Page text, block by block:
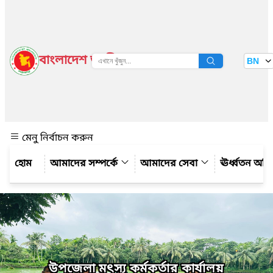
বাংলাদেশ জাতীয় তথ্য বাতায়ন BN
মেনু নির্বাচন করুন
আমাদের সম্পর্কে
আমাদের সেবা ঊর্ধ্বতন
উপজেলা মৎস্য কর্মকর্তার কার্যালয়